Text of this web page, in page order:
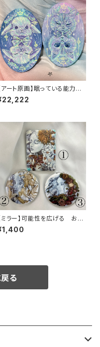
アート原画】眠っている能力を
び起こす うさぎ ねこ １点
手描き アクリル画
ミラー】可能性を広げる お
ひと
る